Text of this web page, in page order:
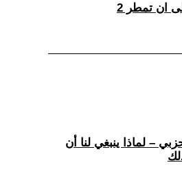
– لماذا ينبغي لنا أن